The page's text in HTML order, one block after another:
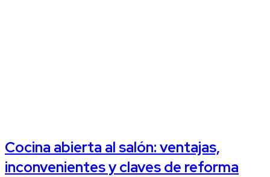
Cocina abierta al salón: ventajas,
inconvenientes y claves de reforma